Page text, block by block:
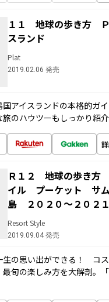
１１ 地球の歩き方
スランド
Plat
2019.02.06 発売
アイスランドの本格的ガ
のハウツーもしっかり紹介
Ｒ１２ 地球の歩き方
イル プーケット サ
島 ２０２０～２０２１
Resort Style
2019.09.04 発売
生の思い出ができる！ コ
旬の楽しみ方を大解剖。